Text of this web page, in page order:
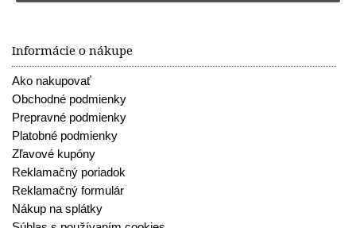
Informácie o nákupe
Ako nakupovať
Obchodné podmienky
Prepravné podmienky
Platobné podmienky
Zľavové kupóny
Reklamačný poriadok
Reklamačný formulár
Nákup na splátky